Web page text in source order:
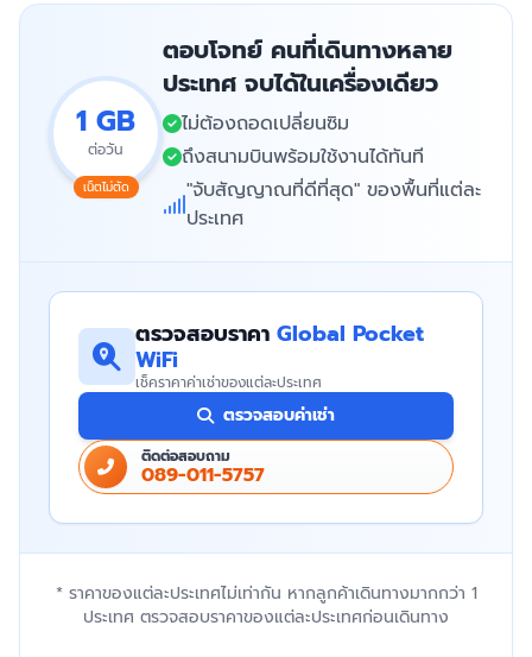
1 GB
ต่อวัน
เน็ตไม่ตัด
ตอบโจทย์ คนที่เดินทางหลาย
ประเทศ จบได้ในเครื่องเดียว
ไม่ต้องถอดเปลี่ยนซิม
ถึงสนามบินพร้อมใช้งานได้ทันที
"จับสัญญาณที่ดีที่สุด" ของพื้นที่แต่ละ
ประเทศ
ตรวจสอบราคา Global Pocket
WiFi
เช็คราคาค่าเช่าของแต่ละประเทศ
ตรวจสอบค่าเช่า
ติดต่อสอบถาม
089-011-5757
* ราคาของแต่ละประเทศไม่เท่ากัน หากลูกค้าเดินทางมากกว่า 1
ประเทศ ตรวจสอบราคาของแต่ละประเทศก่อนเดินทาง